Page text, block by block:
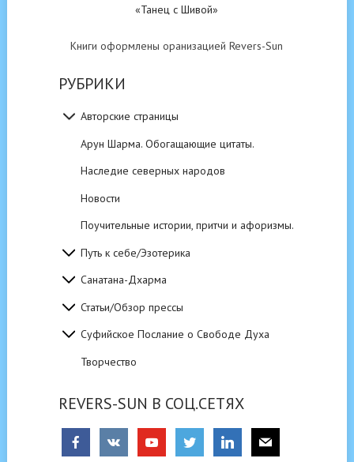
«Танец с Шивой»
Книги оформлены оранизацией Revers-Sun
РУБРИКИ
Авторские страницы
Арун Шарма. Обогащающие цитаты.
Наследие северных народов
Новости
Поучительные истории, притчи и афоризмы.
Путь к себе/Эзотерика
Санатана-Дхарма
Статьи/Обзор прессы
Суфийское Послание о Свободе Духа
Творчество
REVERS-SUN В СОЦ.СЕТЯХ